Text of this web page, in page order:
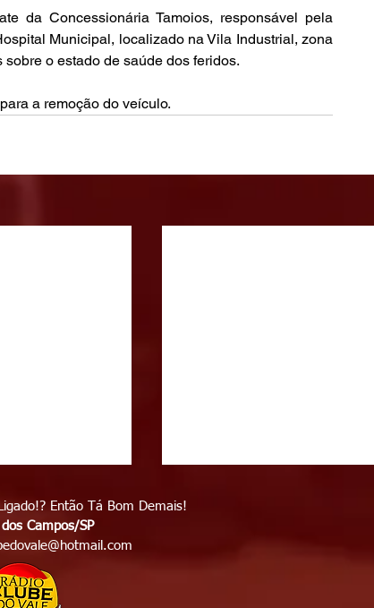
da Concessionária Tamoios, responsável pela
Municipal, localizado na Vila Industrial, zona
o estado de saúde dos feridos.
a remoção do veículo.
Então Tá Bom Demais!
Campos/SP